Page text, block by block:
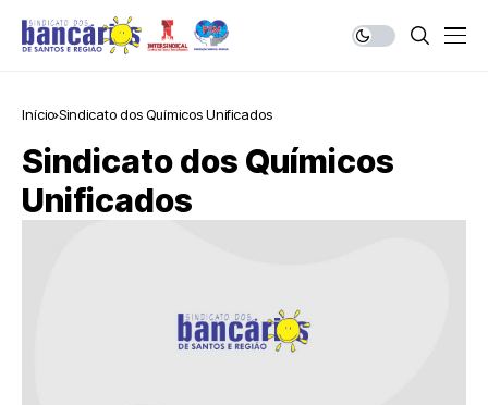
Início Sindicato dos Químicos Unificados
Sindicato dos Químicos
Unificados